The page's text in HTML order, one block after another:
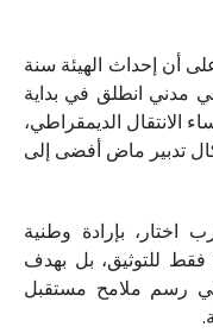
أن إحداث الهيئة سنة
مدني انطلق في بداية
الانتقال الديمقراطي،
تدبير ماض أفضى إلى
اختار، بإرادة وطنية
فقط للتوثيق، بل بهدف
في رسم ملامح مستقبل